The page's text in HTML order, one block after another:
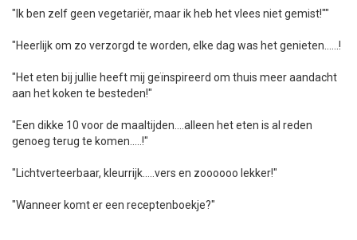
"Ik ben zelf geen vegetariër, maar ik heb het vlees niet gemist!""
"Heerlijk om zo verzorgd te worden, elke dag was het genieten......!
"Het eten bij jullie heeft mij geïnspireerd om thuis meer aandacht
aan het koken te besteden!"
"Een dikke 10 voor de maaltijden....alleen het eten is al reden
genoeg terug te komen.....!"
"Lichtverteerbaar, kleurrijk.....vers en zoooooo lekker!"
"Wanneer komt er een receptenboekje?"